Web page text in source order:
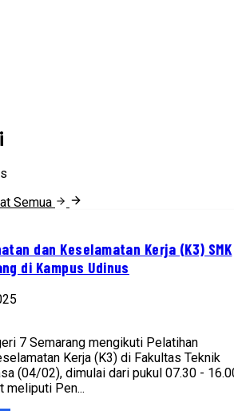
Semua
dan Keselamatan Kerja (K3) SMK
di Kampus Udinus
7 Semarang mengikuti Pelatihan
Kerja (K3) di Fakultas Teknik
(04/02), dimulai dari pukul 07.30 -
meliputi Pen...